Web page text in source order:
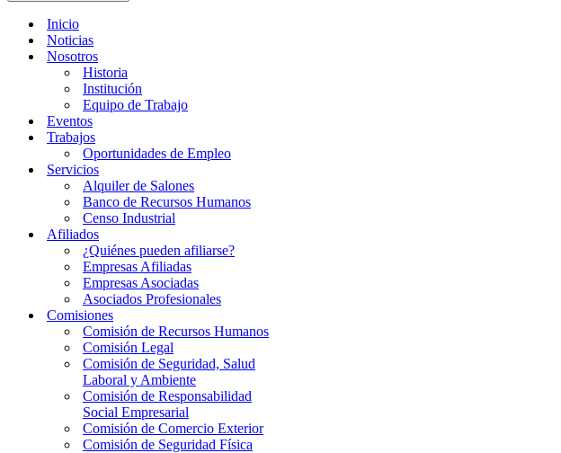
Inicio
Noticias
Nosotros
Historia
Institución
Equipo de Trabajo
Eventos
Trabajos
Oportunidades de Empleo
Servicios
Alquiler de Salones
Banco de Recursos Humanos
Censo Industrial
Afiliados
¿Quiénes pueden afiliarse?
Empresas Afiliadas
Empresas Asociadas
Asociados Profesionales
Comisiones
Comisión de Recursos Humanos
Comisión Legal
Comisión de Seguridad, Salud
Laboral y Ambiente
Comisión de Responsabilidad
Social Empresarial
Comisión de Comercio Exterior
Comisión de Seguridad Física